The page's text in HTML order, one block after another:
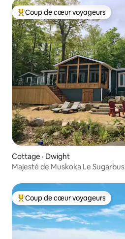
Coup de cœur voyageurs parmi
Coup de cœur voyageurs
Cottage · Dwight
Majesté de Muskoka
Coup de cœur voyageurs parmi
Coup de cœur voyageurs